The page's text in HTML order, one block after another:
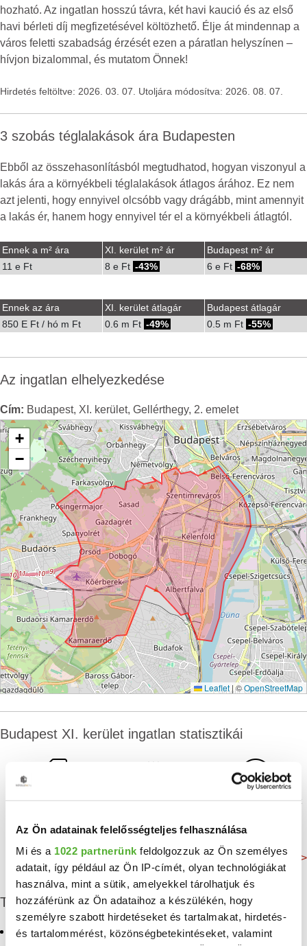
Az Ön adatainak felelősségteljes felhasználása
Mi és a 1022 partnerünk feldolgozzuk az Ön személyes
adatait, így például az Ön IP-címét, olyan technológiákat
használva, mint a sütik, amelyekkel tárolhatjuk és
hozzáférünk az Ön adataihoz a készülékén, hogy
személyre szabott hirdetéseket és tartalmakat, hirdetés-
és tartalommérést, közönségbetekintéseket, valamint
hozható. Az ingatlan hosszú távra, két havi kaució és az első
havi bérleti díj megfizetésével költözhető. Élje át mindennap a
város feletti szabadság érzését ezen a páratlan helyszínen –
hívjon bizalommal, és mutatom Önnek!
Hirdetés feltöltve: 2026. 03. 07. Utoljára módosítva: 2026. 08. 07.
3 szobás téglalakások ára Budapesten
Ebből az összehasonlításból megtudhatod, hogyan viszonyul a
lakás ára a környékbeli téglalakások átlagos árához. Ez nem
azt jelenti, hogy ennyivel olcsóbb vagy drágább, mint amennyit
a lakás ér, hanem hogy ennyivel tér el a környékbeli átlagtól.
Ennek a m² ára XI. kerület m² ár
Budapest m² ár
11 e Ft
8 e Ft -43% 6 e Ft -68%
Ennek az ára XI. kerület átlagár
Budapest átlagár
850 E Ft / hó m Ft
0.6 m Ft -49% 0.5 m Ft -55%
Az ingatlan elhelyezkedése
Cím: Budapest, XI. kerület, Gellérthegy, 2. emelet
+
−
Leaflet |©OpenStreetMap
Budapest XI. kerület ingatlan statisztikái
Négyzetméterár: Hirdetések száma: Oktatási intézmények
Még több adat >
További albérletek
Kiadó téglalakás
Kiadó lakás Kőérberek